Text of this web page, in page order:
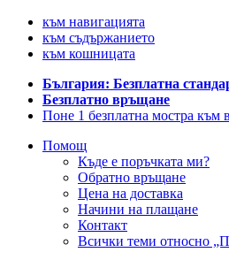
към навигацията
към съдържанието
към кошницата
България: Безплатна
Безплатно връщане
Поне 1 безплатна мостра към
Помощ
Къде е поръчката ми?
Обратно връщане
Цена на доставка
Начини на плащане
Контакт
Всички теми относно